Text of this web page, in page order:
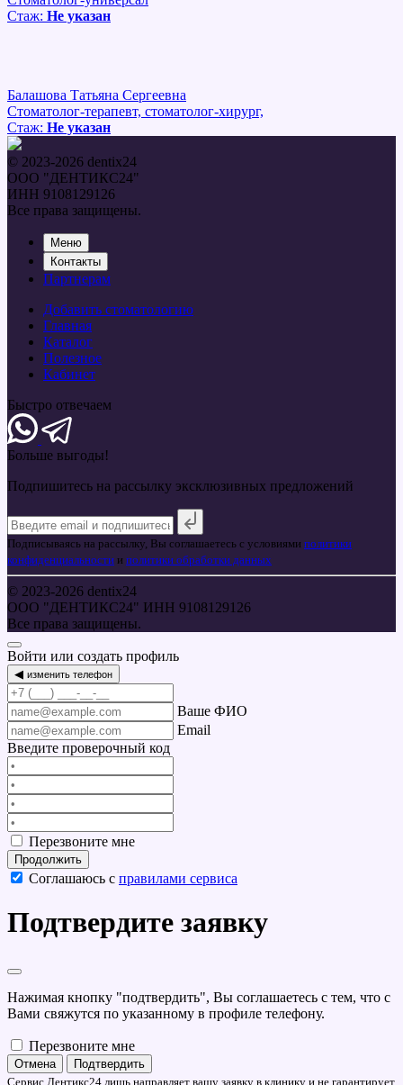
Стаж: Не указан
Балашова Татьяна Сергеевна
Стоматолог-терапевт, стоматолог-хирург,
Стаж: Не указан
© 2023-2026 dentix24
ООО "ДЕНТИКС24"
ИНН 9108129126
Все права защищены.
Меню
Контакты
Партнерам
Добавить стоматологию
Главная
Каталог
Полезное
Кабинет
Быстро отвечаем
Больше выгоды!
Подпишитесь на рассылку эксклюзивных предложений
Подписываясь на рассылку, Вы соглашаетесь с условиями политики
конфиденциальности и политики обработки данных
© 2023-2026 dentix24
ООО "ДЕНТИКС24" ИНН 9108129126
Все права защищены.
Войти или создать профиль
◀ изменить телефон
Ваше ФИО
Email
Введите проверочный код
Перезвоните мне
Продолжить
Соглашаюсь с правилами сервиса
Подтвердите заявку
Нажимая кнопку "подтвердить", Вы соглашаетесь с тем, что с
Вами свяжутся по указанному в профиле телефону.
Перезвоните мне
Отмена
Подтвердить
Сервис Дентикс24 лишь направляет вашу заявку в клинику и не гарантирует